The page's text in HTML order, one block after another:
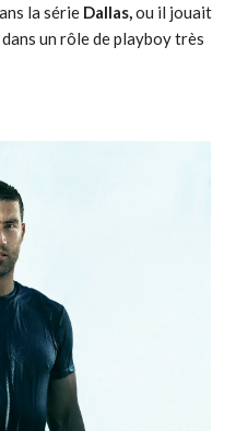
la série Dallas,ou il jouait
dans un rôle de playboy très